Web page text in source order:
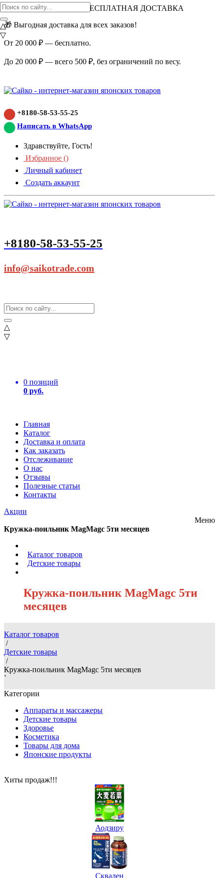
ВНИМАНИЕ АКЦИЯ!
БЕСПЛАТНАЯ ДОСТАВКА
🎁 Выгодная доставка для всех заказов!
От 20 000 ₽ — бесплатно.
До 20 000 ₽ — всего 500 ₽, без ограничений по весу.
+8180-58-53-55-25
Написать в WhatsApp
Здравствуйте, Гость!
Избранное ()
Личный кабинет
Создать аккаунт
+8180-58-53-55-25
info@saikotrade.com
△
▽
0 позиций
0 руб.
Главная
Каталог
Доставка и оплата
Как заказать
Отслеживание
О нас
Отзывы
Полезные статьи
Контакты
Акции
△
▽
Меню
Кружка-поильник MagMagс 5ти месяцев
Каталог товаров
Детские товары
Кружка-поильник MagMagс 5ти
месяцев
Каталог товаров
/
Детские товары
/
Кружка-поильник MagMagс 5ти месяцев
`
Категории
Аппараты и массажеры
Детские товары
Здоровье
Косметика
Товары для дома
Японские продукты
Хиты продаж!!!
Аодзиру
Сквален